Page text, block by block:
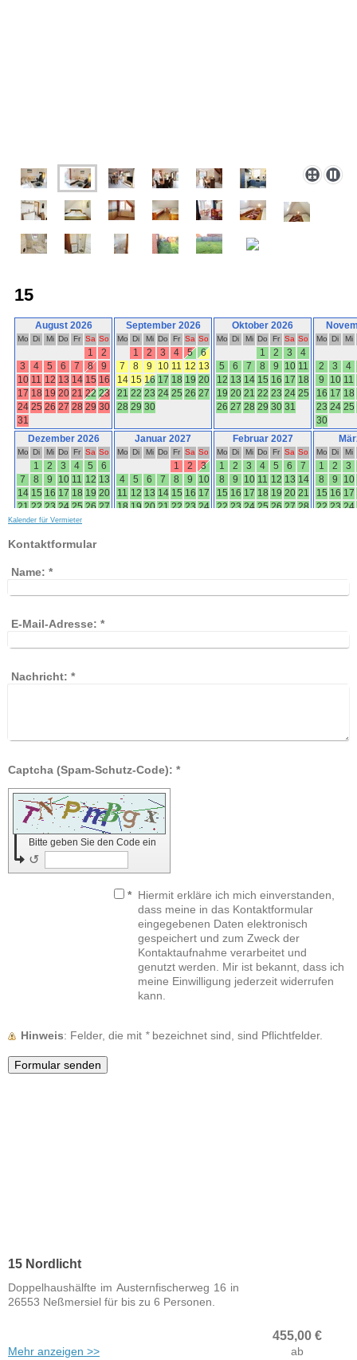
Kalender für Vermieter
Kontaktformular
Name: *
E-Mail-Adresse: *
Nachricht: *
Captcha (Spam-Schutz-Code): *
Bitte geben Sie den Code ein
↺
* Hiermit erkläre ich mich einverstanden,
dass meine in das Kontaktformular
eingegebenen Daten elektronisch
gespeichert und zum Zweck der
Kontaktaufnahme verarbeitet und
genutzt werden. Mir ist bekannt, dass ich
meine Einwilligung jederzeit widerrufen
kann.
Hinweis : Felder, die mit *bezeichnet sind, sind Pflichtfelder.
455,00 €
ab
15 Nordlicht
Doppelhaushälfte im Austernfischerweg 16 in
26553 Neßmersiel für bis zu 6 Personen.
Mehr anzeigen >>